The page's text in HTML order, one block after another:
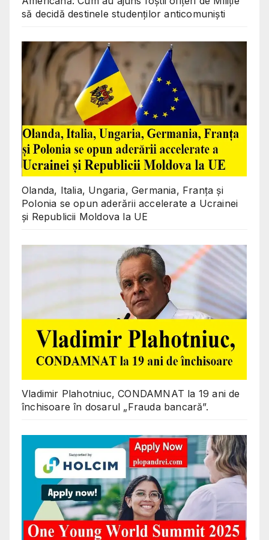
să decidă destinele studenților anticomuniști
Olanda, Italia, Ungaria, Germania, Franța și
Polonia se opun aderării accelerate a Ucrainei
și Republicii Moldova la UE
Vladimir Plahotniuc, CONDAMNAT la 19 ani de
închisoare în dosarul „Frauda bancară”.